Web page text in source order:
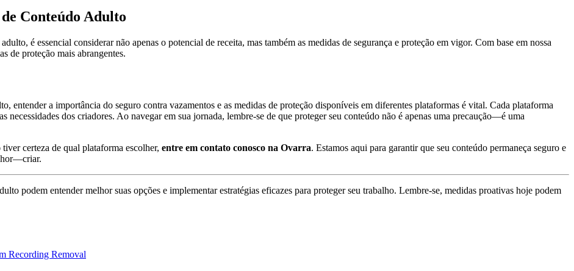
Conteúdo Adulto
é essencial considerar não apenas o potencial de receita, mas também as medidas de segurança e proteção em vigor. Com base em nossa
de proteção mais abrangentes.
entender a importância do seguro contra vazamentos e as medidas de proteção disponíveis em diferentes plataformas é vital. Cada plataforma
necessidades dos criadores. Ao navegar em sua jornada, lembre-se de que proteger seu conteúdo não é apenas uma precaução—é uma
certeza de qual plataforma escolher, entre em contato conosco na Ovarra. Estamos aqui para garantir que seu conteúdo permaneça seguro e
podem entender melhor suas opções e implementar estratégias eficazes para proteger seu trabalho. Lembre-se, medidas proativas hoje podem
Recording Removal